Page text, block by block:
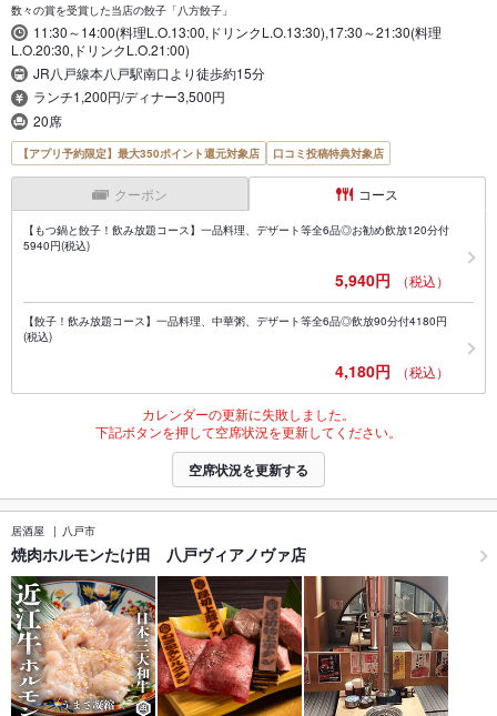
数々の賞を受賞した当店の餃子「八方餃子」
11:30～14:00(料理L.O.13:00,ドリンクL.O.13:30),17:30～21:30(料理
L.O.20:30,ドリンクL.O.21:00)
JR八戸線本八戸駅南口より徒歩約15分
ランチ1,200円/ディナー3,500円
20席
【アプリ予約限定】最大350ポイント還元対象店 口コミ投稿特典対象店
クーポン コース
【もつ鍋と餃子！飲み放題コース】一品料理、デザート等全6品◎お勧め飲放120分付
5940円(税込)
5,940円 （税込）
【餃子！飲み放題コース】一品料理、中華粥、デザート等全6品◎飲放90分付4180円
(税込)
4,180円 （税込）
カレンダーの更新に失敗しました。
下記ボタンを押して空席状況を更新してください。
空席状況を更新する
居酒屋 八戸市
焼肉ホルモンたけ田 八戸ヴィアノヴァ店